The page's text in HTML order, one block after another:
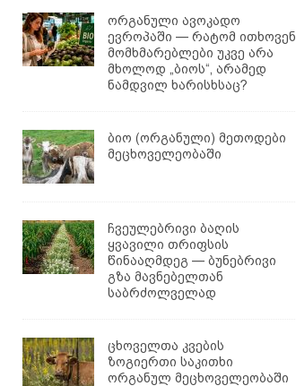
ორგანული ავოკადო
ევროპაში — რატომ ითხოვენ
მომხმარებლები უკვე არა
მხოლოდ „ბიოს“, არამედ
ნამდვილ ხარისხსაც?
ბიო (ორგანული) მეთოდები
მეცხოველეობაში
ჩვეულებრივი ბაღის
ყვავილი თრიფსის
წინააღმდეგ — ბუნებრივი
გზა მავნებელთან
საბრძოლველად
ცხოველთა კვების
ზოგიერთი საკითხი
ორგანულ მეცხოველეობაში